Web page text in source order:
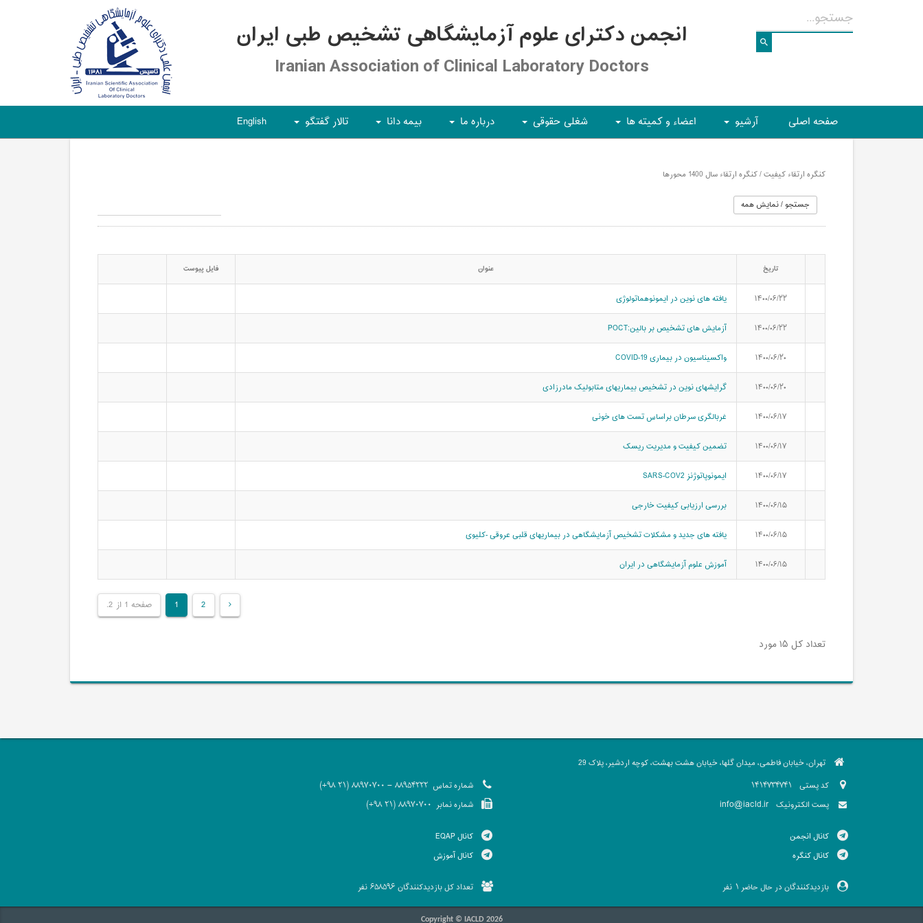
انجمن دکترای علوم آزمایشگاهی تشخیص طبی ایران
Iranian Association of Clinical Laboratory Doctors
صفحه اصلی آرشیو اعضاء و کمیته ها شغلی حقوقی درباره ما بیمه دانا تالار گفتگو English
کنگره ارتقاء کیفیت / کنگره ارتقاء سال 1400 محورها
تاریخ عنوان فایل پیوست
۱۴۰۰/۰۶/۲۲ یافته های نوین در ایمونوهماتولوژی
۱۴۰۰/۰۶/۲۲ آزمایش های تشخیص بر بالین:POCT
۱۴۰۰/۰۶/۲۰ واکسیناسیون در بیماری COVID-19
۱۴۰۰/۰۶/۲۰ گرایشهای نوین در تشخیص بیماریهای متابولیک مادرزادی
۱۴۰۰/۰۶/۱۷ غربالگری سرطان براساس تست های خونی
۱۴۰۰/۰۶/۱۷ تضمین کیفیت و مدیریت ریسک
۱۴۰۰/۰۶/۱۷ ایمونوپاتوژنز SARS-COV2
۱۴۰۰/۰۶/۱۵ بررسی ارزیابی کیفیت خارجی
۱۴۰۰/۰۶/۱۵ یافته های جدید و مشکلات تشخیص آزمایشگاهی در بیماریهای قلبی عروقی -کلیوی
۱۴۰۰/۰۶/۱۵ آموزش علوم آزمایشگاهی در ایران
صفحه 1 از 2. 1 2
تعداد کل ۱۵ مورد
تهران، خیابان فاطمی، میدان گلها، خیابان هشت بهشت، کوچه اردشیر، پلاک 29
کد پستی
پست الکترونیک info@iacld.ir
شماره تماس 88954222 - 88970700 (21 98+)
شماره نمابر 88970700 (21 98+)
کانال انجمن
کانال کنگره
کانال EQAP
کانال آموزش
بازدیدکنندگان در حال حاضر 1 نفر تعداد کل بازدیدکنندگان 658596 نفر
Copyright © IACLD 2026